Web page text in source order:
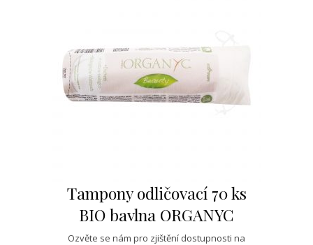
Tampony odličovací 70 ks
BIO bavlna ORGANYC
Ozvěte se nám pro zjištění dostupnosti na